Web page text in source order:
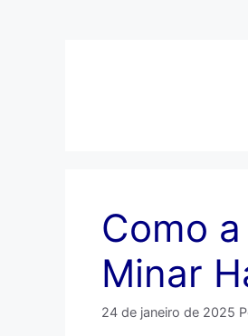
Como
Minar
24 de janeiro de 2025